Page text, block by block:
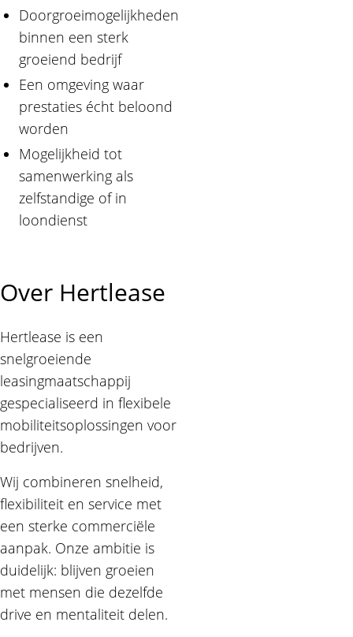
Doorgroeimogelijkheden
binnen een sterk
groeiend bedrijf
Een omgeving waar
prestaties écht beloond
worden
Mogelijkheid tot
samenwerking als
zelfstandige of in
loondienst
Over Hertlease
Hertlease is een
snelgroeiende
leasingmaatschappij
gespecialiseerd in flexibele
mobiliteitsoplossingen voor
bedrijven.
Wij combineren snelheid,
flexibiliteit en service met
een sterke commerciële
aanpak. Onze ambitie is
duidelijk: blijven groeien
met mensen die dezelfde
drive en mentaliteit delen.